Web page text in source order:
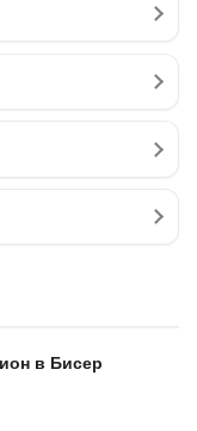
в Бисер